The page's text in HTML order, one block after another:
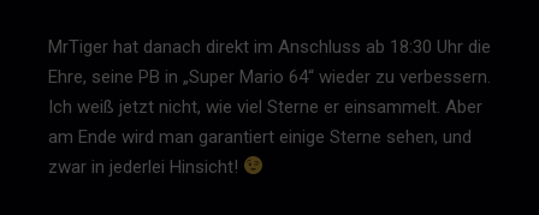
MrTiger hat danach direkt im Anschluss ab 18:30 Uhr die
Ehre, seine PB in „Super Mario 64“ wieder zu verbessern.
Ich weiß jetzt nicht, wie viel Sterne er einsammelt. Aber
am Ende wird man garantiert einige Sterne sehen, und
zwar in jederlei Hinsicht!